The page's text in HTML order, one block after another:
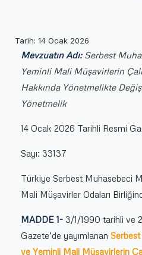
Tarih: 14 Ocak 2026
Mevzuatın Adı:Serbest
Yeminli Mali Müşavirlerin
Hakkında Yönetmelikte
Yönetmelik
14 Ocak 2026 Tarihli Resmi
Sayı: 33137
Türkiye Serbest Muhasebeci
Mali Müşavirler Odaları
MADDE 1- 3/1/1990 tarihli ve
Gazete’de yayımlanan
ve Yeminli Mali Müşavirlerin